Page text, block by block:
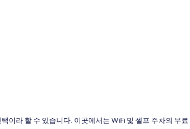
이라 할 수 있습니다. 이곳에서는 WiFi 및 셀프 주차의 무